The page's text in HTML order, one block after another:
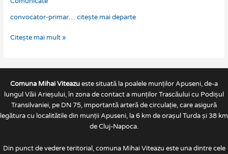
convocator-primar… citește mai departe
Corneşti
data
Citește mai mult »
Comuna Mihai Viteazueste situată la poalele munților Apuseni, de-a
lungul Văii Arieșului, în zona de contact a munților Trascăului cu Podișul
Transilvaniei, pe DN 75, importantă arteră de circulație, care asigură
legătura cu localitătile din munții Apuseni, la 6 km de orașul Turda și 38 km
de Cluj-Napoca.
Din punct de vedere teritorial, comuna Mihai Viteazu este una dintre cele